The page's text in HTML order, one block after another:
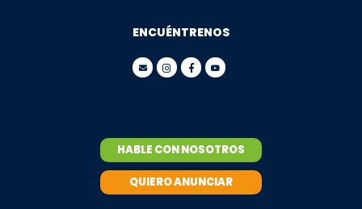
ENCUÉNTRENOS
HABLE CON NOSOTROS
QUIERO ANUNCIAR